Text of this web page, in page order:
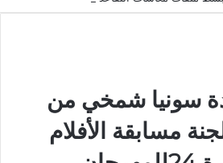
سونيا شمخي من
مسابقة الأفلام